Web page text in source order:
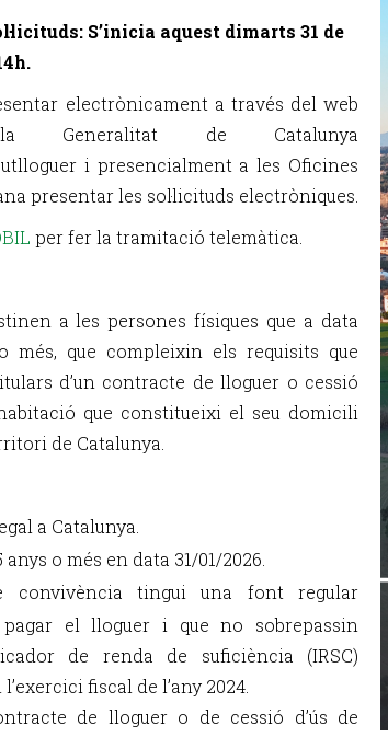
S’inicia aquest dimarts 31 de
electrònicament a través del web
de Catalunya
i presencialment a les Oficines
presentar les sol·licituds electròniques.
per fer la tramitació telemàtica.
a les persones físiques que a data
més, que compleixin els requisits que
d’un contracte de lloguer o cessió
que constitueixi el seu domicili
de Catalunya.
a Catalunya.
o més en data 31/01/2026.
convivència tingui una font regular
pagar el lloguer i que no sobrepassin
de renda de suficiència (IRSC)
l’exercici fiscal de l’any 2024.
de lloguer o de cessió d’ús de